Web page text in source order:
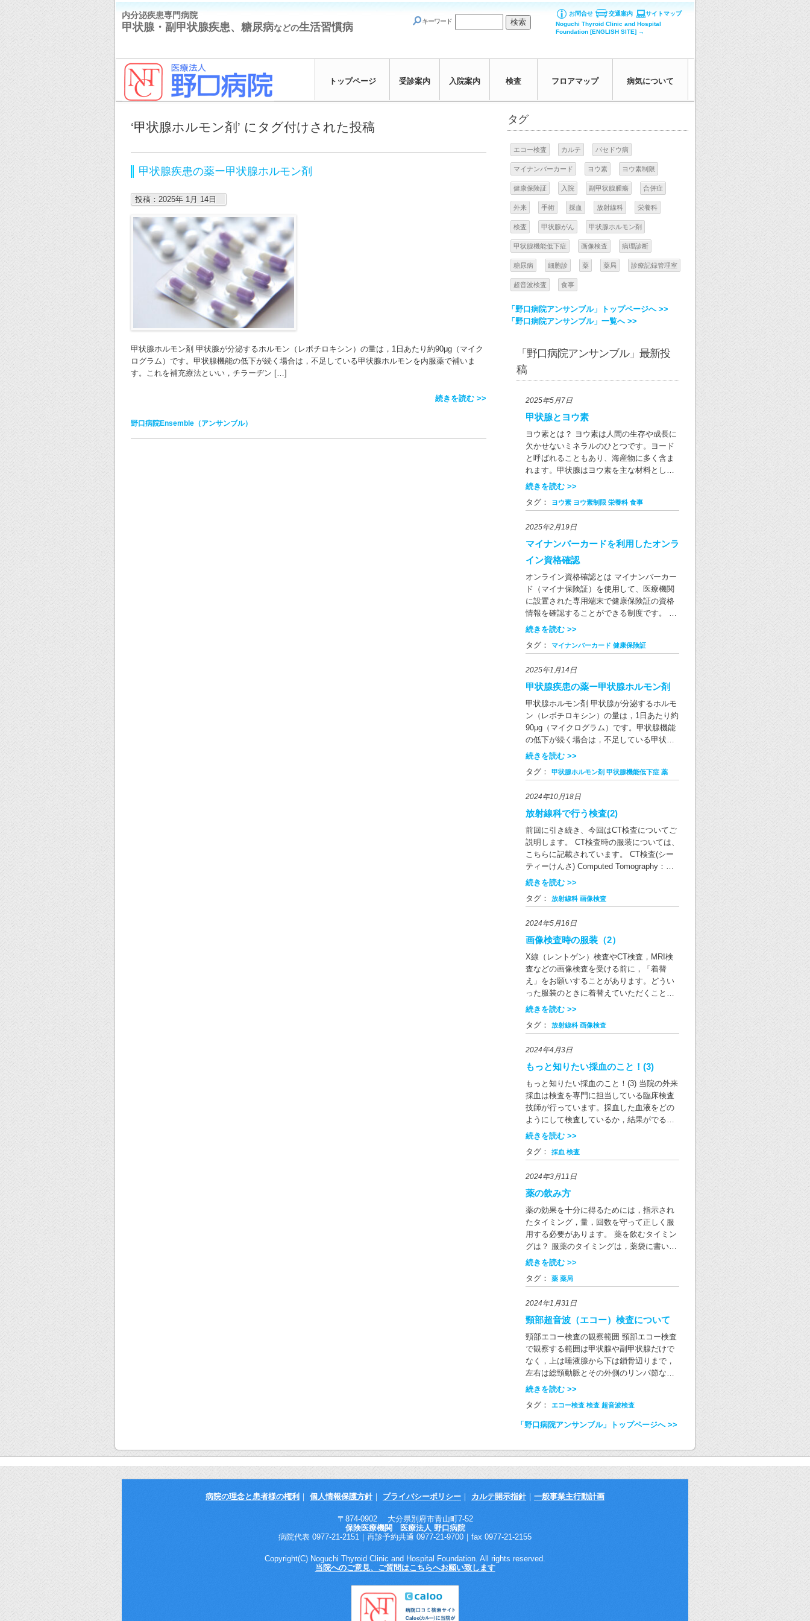
内分泌疾患専門病院
甲状腺・副甲状腺疾患、糖尿病などの生活習慣病 キーワード
お問合せ 交通案内
サイトマップ
Noguchi Thyroid Clinic and Hospital
Foundation [ENGLISH SITE] →
トップページ 受診案内 入院案内 検査 フロアマップ 病気について
‘甲状腺ホルモン剤’ にタグ付けされた投稿
甲状腺疾患の薬ー甲状腺ホルモン剤
投稿：2025年 1月 14日
甲状腺ホルモン剤 甲状腺が分泌するホルモン（レボチロキシン）の量は，1日あたり約90μg（マイク
ログラム）です。甲状腺機能の低下が続く場合は，不足している甲状腺ホルモンを内服薬で補いま
す。これを補充療法といい，チラーヂン […]
続きを読む >>
野口病院Ensemble（アンサンブル）
タグ
エコー検査 カルテ バセドウ病
マイナンバーカード ヨウ素 ヨウ素制限
健康保険証 入院 副甲状腺腫瘍 合併症
外来 手術 採血 放射線科 栄養科
検査 甲状腺がん 甲状腺ホルモン剤
甲状腺機能低下症 画像検査 病理診断
糖尿病 細胞診 薬 薬局 診療記録管理室
超音波検査 食事
「野口病院アンサンブル」トップページへ >>
「野口病院アンサンブル」一覧へ >>
「野口病院アンサンブル」最新投
稿
2025年5月7日
甲状腺とヨウ素
ヨウ素とは？ ヨウ素は人間の生存や成長に
欠かせないミネラルのひとつです。ヨード
と呼ばれることもあり、海産物に多く含ま
れます。甲状腺はヨウ素を主な材料とし
て、全身の代謝を調節する役割を果たす甲
れる食品は？ ヨウ素はさまざまな食品に含
豊富で、例えば乾燥昆布には1gにつき
2000μgのヨウ素が含まれています。ヨウ素
の1日あたりの摂取推奨量が130μgであるこ
とを考えると、その豊富さがよくわかるか
と思います。 ヨウ素の摂り過ぎや不足は甲
状腺に大きな影響を与えます。 昆布を大量
に食べるなどの特殊な食生活を続けると、
ヨウ素の過剰摂取によって甲状腺機能が低
下したり亢進したりすることがあります。
の煮物を食べたりするなど、他の食品とバ
のがちょうどよいと言えます。 一方で、日
本人は日常の中で海藻を食べる機会が多い
ので、ヨウ素不足が問題となることはほと
んどありません。 ヨウ素を多く含む食品 海
藻類 海苔、昆布、ひじき、寒天、わかめ等
貝類 あさり、しじみ、かき、あわび、貝
（蒲鉾、ちくわ、さつま揚げ、缶詰、干
物、塩辛等） 肉類 内臓の部分（レバー、モ
粉末入り、褐色、緑色 だし汁 にぼし、鰹
節、昆布、いりこ、和風だし 見落とされが
ちな食品 ヨウ素を含む食品として見落とさ
れがちなもののひとつに、増粘安定剤カラ
ギナンがあります。カラギナンは海藻由来
の食品添加物で、食品の粘度を上げる目的
で使用されます。ゼリーやヨーグルト、グ
ミ、豆乳、アイスクリーム、パン、ドレッ
増粘多糖類、安定剤、ゲル化剤などと表記
ウ素 甲状腺にはヨウ素を取り込むという特
性があります。この特性を活かして甲状腺
の病気の検査や治療に「放射性ヨウ素」が
使われます。放射性ヨウ素は核分裂反応で
生成されるヨウ素の同位体で、放射能を持
つヨウ素です。 放射性ヨウ素を用いた治療
いうものがあり、この治療を行う前には一
定期間ヨウ素をできるだけ摂らないように
減らすこと続きを読む >>
続きを読む >>
タグ：
ヨウ素 ヨウ素制限 栄養科 食事
2025年2月19日
マイナンバーカードを利用したオンラ
イン資格確認
オンライン資格確認とは マイナンバーカー
ド（マイナ保険証）を使用して、医療機関
に設置された専用端末で健康保険証の資格
情報を確認することができる制度です。 当
院では、マイナンバーカードを利用した
す。 受診時に専用端末にて同意の確認操作
確認 ③同意の確認 ④受付完了 本人
確認には、顔認証または4桁の暗証番号が必
要となります。 現行の健康保険証について
現行の健康保険証は2024年12月2日以降新
たに発行されなくなります。 2024年12月2
日時点で有効の健康保険証は、有効期限ま
での間、最長で1年間ご利用いただけます。
現行の健康保険証が新たに発行されなくな
った後、有効な健康保険証や健康保険証と
して利用可能なマイナンバーカードをお持
ちでない方は、「資格確認書」により資格
ーカード（マイナ保険証）を取得していな
い方すべてに交付されます。 マイナンバー
カード（マイナ保険証）をお持ちでない場
合でも、有効な健康保険証や資格確認書で
保険診療が受けられますので、どうぞ安心
して受診ください。 電子証明書の有効期限
電子証明書の有効期限にご注意ください。
認いただけます。期限が切れている場合は
市区町村窓口で再発行の手続きをお願いい
たします。 マイナ保険証を利用するメリッ
ト マイナ保険証の利用で、「限度額適用認
定証」などの申請が不要となり、限度額以
上の医療費を窓口で支払う必要がありませ
ん。また、患者様の同意により、他の医療
機関で処方された薬剤情報や特定健診の情
報をオンラインで確認できるため、診療の
精度が向上します。 当院では、診療に必
要となる正確な情報を取得・活用し、質の
考） マイナンバーカードの健康保険証利用
について（厚生労働省） （野口病院医事
課）
続きを読む >>
タグ：
マイナンバーカード 健康保険証
2025年1月14日
甲状腺疾患の薬ー甲状腺ホルモン剤
甲状腺ホルモン剤 甲状腺が分泌するホルモ
ン（レボチロキシン）の量は，1日あたり約
90μg（マイクログラム）です。甲状腺機能
の低下が続く場合は，不足している甲状腺
ホルモンを内服薬で補います。これを補充
チロキシンNa錠が処方されるのが一般的で
腺のホルモン産生能力や体重などによるた
め，個人個人で異なります。1錠にレボチロ
キシンをどれだけ含むかによっていくつか
の規格があり（下表参照），これを1つ，ま
たは複数組み合わせて，その人に合った量
が処方されます。 この薬はからだのなかで
作られる甲状腺ホルモンと同じ成分ですの
で，薬の量を間違えて飲むことさえなけれ
ば，副作用が出る心配はまずありません。
また，薬を飲み始めて十分な効果が得られ
るには，2週間以上かかります。医師の指示
てください。 チラーヂンS錠とレボチロキ
シンNa錠の有効成分は同一で，価格も同じ
です。 規格 12.5μg 25μg 50μg 75μg 100μg
チラーヂンS錠 ○ ○ ○ ○ ○ レボチロキシン
Na錠 – ○ ○ – – この他にチロナミン錠とい
う薬があります。この薬は効果が早く現れ
め，効果が持続する時間がとても短いで
ルモンを上昇させたいときなど，特殊な場
合に処方されます。チラーヂンS錠・レボ
チロキシンNa錠とチロナミン錠を併用して
補充する場合もあります。 （野口病院薬局
薬剤師）
続きを読む >>
タグ：
甲状腺ホルモン剤 甲状腺機能低下症 薬
2024年10月18日
放射線科で行う検査(2)
前回に引き続き、今回はCT検査についてご
説明します。 CT検査時の服装については、
こちらに記載されています。 CT検査(シー
ティーけんさ) Computed Tomography：コ
ンピュータ断層撮影 CT装置の大きな輪の中
画像にする検査です。 CT検査の様子 CT検
す。検査したい部位にX線を当てて、体のX
線の吸収率（体を通り抜ける量）の違いを
コンピュータで処理をして画像を作り出し
ます。 X線検査（レントゲン検査）は通常
一方向からX線を当てて画像を得るのに対
し、CT検査では多方向からX線を当てま
す。臓器が重なっている部分など、X線検
査（レントゲン検査）では詳しく見ること
ができない部位の状態をCT検査では知るこ
とができます。コンピュータで画像処理を
することで、身体のいろいろな断面画像を
ど条件を変えることによって、より詳しく
診断することが可能です。 矢状面（正中
面）：身体を左右に分ける断面（正中面は
左右を半分に分ける面） 冠状面：身体を前
後に切る面で、矢状面に垂直な面 水平面：
直立した場合に地面と平行な面で、矢状面
水平断 胸部CT冠状断（縦隔条件） 胸部CT
査・診断・治療などの医療によって被ばく
することを「医療被ばく」と言います。CT
検査では被ばくを伴いますが、CT検査の必
要性が被ばくのリスクを上回ると考えられ
る場合に検査を行っています。また、放射
線安全利用についての法令や関連学会のガ
イドラインをもとに適切な条件で、被ばく
をできる限り少なく抑えるよう最適化に努
めております。 いろいろな分野で用いられ
るX線CT 「対象物を破壊することなく、形
状や内部構造の詳細な情報を得ることがで
きる」というX線CTの利点を活かして、医
療以外にも①産業 ②考古学や古生物学の研
究 ③文化財の研究 など、様々な分野でX線
CTが利用されているようです。 （野口病院
放射線科医師 中島亜紀子）
続きを読む >>
タグ：
放射線科 画像検査
2024年5月16日
画像検査時の服装（2）
X線（レントゲン）検査やCT検査，MRI検
査などの画像検査を受ける前に，「着替
え」をお願いすることがあります。どうい
った服装のときに着替えていただくことに
なるのか，なぜ着替えが必要になるのか
の内容に引き続き今回はCT検査について説
体の周囲からX線をあてることにより体の
中をX線が通過するのですが，組織や臓器
により通過のしやすさに差が生じます。そ
の差をデータとして集め，コンピュータで
処理することで体の断面を画像にします。
撮影部位に金属類がついた状態で撮影を行
うとアーチファクトと呼ばれる障害陰影が
画像上に現れてしまい，診断の妨げになっ
てしまいます。そのため頭・頚部の検査で
はヘアピン，ピアス，義歯などははずして
いただきます。また，胸部や腹部等の検査
ではブラジャーやファスナー，チャックな
どが撮影時に写り込まないよう検査着に着
替えてからの検査を推奨しています。 金属
類がついていてもCT検査の撮影範囲外でし
たら検査着に着替えずそのまま撮影が可能
です。 図1. 金属によってアーチファクトが
写り込んでいるCT画像の例 図2. 心電図電
でいるCT画像の例 金属類の周りに黒い帯状
クトです。図2では黄色い矢印で挟まれた部
分（→ ←）に現れています。 野口病院で
は検査着の貸し出しと男女別更衣室があり
ますので，着替えが必要な場合にはご協力
をお願いいたします。 （野口病院放射線科
診療放射線技師）
続きを読む >>
タグ：
放射線科 画像検査
2024年4月3日
もっと知りたい採血のこと！(3)
もっと知りたい採血のこと！(3) 当院の外来
採血は検査を専門に担当している臨床検査
技師が行っています。採血した血液をどの
ようにして検査しているか，結果がでるま
でなぜ1時間かかるのか，採血の際に患者さ
す。 なぜ何本も血液をとるのですか？ 採血
るのを抑える薬や逆に固まりやすくする薬
が入っています。それらを検査の項目（種
類）によって使い分けるため，複数の採血
管が必要になります。 1本の採血管で2～
5mL程度の血液が採取されます。1回の採血
でとる血液量は多くとも15～20mL（大さじ
1杯程度）です。 採血した血液を振ってい
るのはなぜですか？ 採血管の中に入ってい
る薬剤と血液を速やかに混ぜるためです。
採血管の薬剤と血液がよく混ざっていない
と正しい検査を行うことができず，再採血
をお願いすることがあります。採血担当者
が採血管をしきりに振ったりするのを気ぜ
わしく感じる方もいらっしゃるかもしれま
せんが，必要なことですのでご理解をおね
がいします。 採血時，採血管の中に血液が
吸い込まれていくのはなぜですか？ 針を刺
して採血管を押し込むと血液が勝手に入っ
が低い状態）にして最適な量で止まるよう
に調整されているからです。また採血管の
することは正しい結果を出すためにとても
られますか？ 採血した血液は検査項目に合
わせて処理します。貧血を調べる検査やヘ
に使用するのは血液の黄色透明な液体部分
です。血液からこの液体部分を取り出す前
続きを読む >>
タグ：
採血 検査
2024年3月11日
薬の飲み方
薬の効果を十分に得るためには，指示され
たタイミング，量，回数を守って正しく服
用する必要があります。 薬を飲むタイミン
グは？ 服薬のタイミングは，薬袋に書いて
ありますのでよくご確認ください。 薬は，
と効果がなかったり，副作用を生じたりし
ましょう。 起床時 朝起きて，まだ何も食べ
ていないとき 食前 食事の30分くらい前 食
直前 食事の直前 食後 食事の後30分以内 特
に指示がない限り，食事のすぐ後に服用し
ても構いません 食間 食事を終えてから2時
間ほど後の空腹時 食事と食事の間のこと
で，食事の最中のことではありません 眠前
寝る直前または20-30分前 睡眠薬は，寝る
準備をしてお布団に入る直前にお飲みくだ
（解熱剤や咳止めなど） ◆例えば… ・ボ
る骨粗鬆症の薬です。 ボナロンは消化管か
が効果的とされています ・ボグリボース，
す。 α-GIは糖質の消化・吸収を遅延させる
す。この薬がきちんと作用するためには，
続きを読む >>
タグ：
薬 薬局
2024年1月31日
頸部超音波（エコー）検査について
頸部エコー検査の観察範囲 頸部エコー検査
で観察する範囲は甲状腺や副甲状腺だけで
なく，上は唾液腺から下は鎖骨辺りまで，
左右は総頸動脈とその外側のリンパ節など
も観察しています。その他，患者様の首の
ば，検査時に技師へお伝えください。あわ
せて観察していきます。 以上のことから患
わって検査を行う施設もありますが，当院
ス）に座っていただいて検査を行います。
甲状腺は首の前面に張り付くように存在し
で観察するため首を伸展していただいて検
査を行います。 耳の近くから鎖骨のあたり
続きを読む >>
タグ：
エコー検査 検査 超音波検査
「野口病院アンサンブル」トップページへ >>
病院の理念と患者様の権利 ｜ 個人情報保護方針 ｜ プライバシーポリシー ｜ カルテ開示指針 ｜ 一般事業主行動計画
〒874-0902 大分県別府市青山町7-52
保険医療機関 医療法人 野口病院
病院代表 0977-21-2151｜再診予約共通 0977-21-9700｜fax 0977-21-2155
Copyright(C) Noguchi Thyroid Clinic and Hospital Foundation. All rights reserved.
当院へのご意見、ご質問はこちらへお願い致します